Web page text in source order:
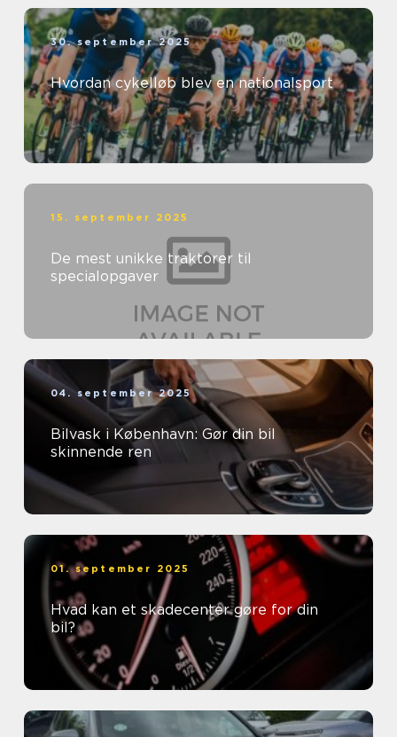
30. september 2025
Hvordan cykelløb blev en nationalsport
15. september 2025
De mest unikke traktorer til
specialopgaver
04. september 2025
Bilvask i København: Gør din bil
skinnende ren
01. september 2025
Hvad kan et skadecenter gøre for din
bil?